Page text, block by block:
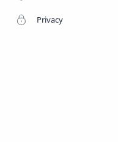
Privacy